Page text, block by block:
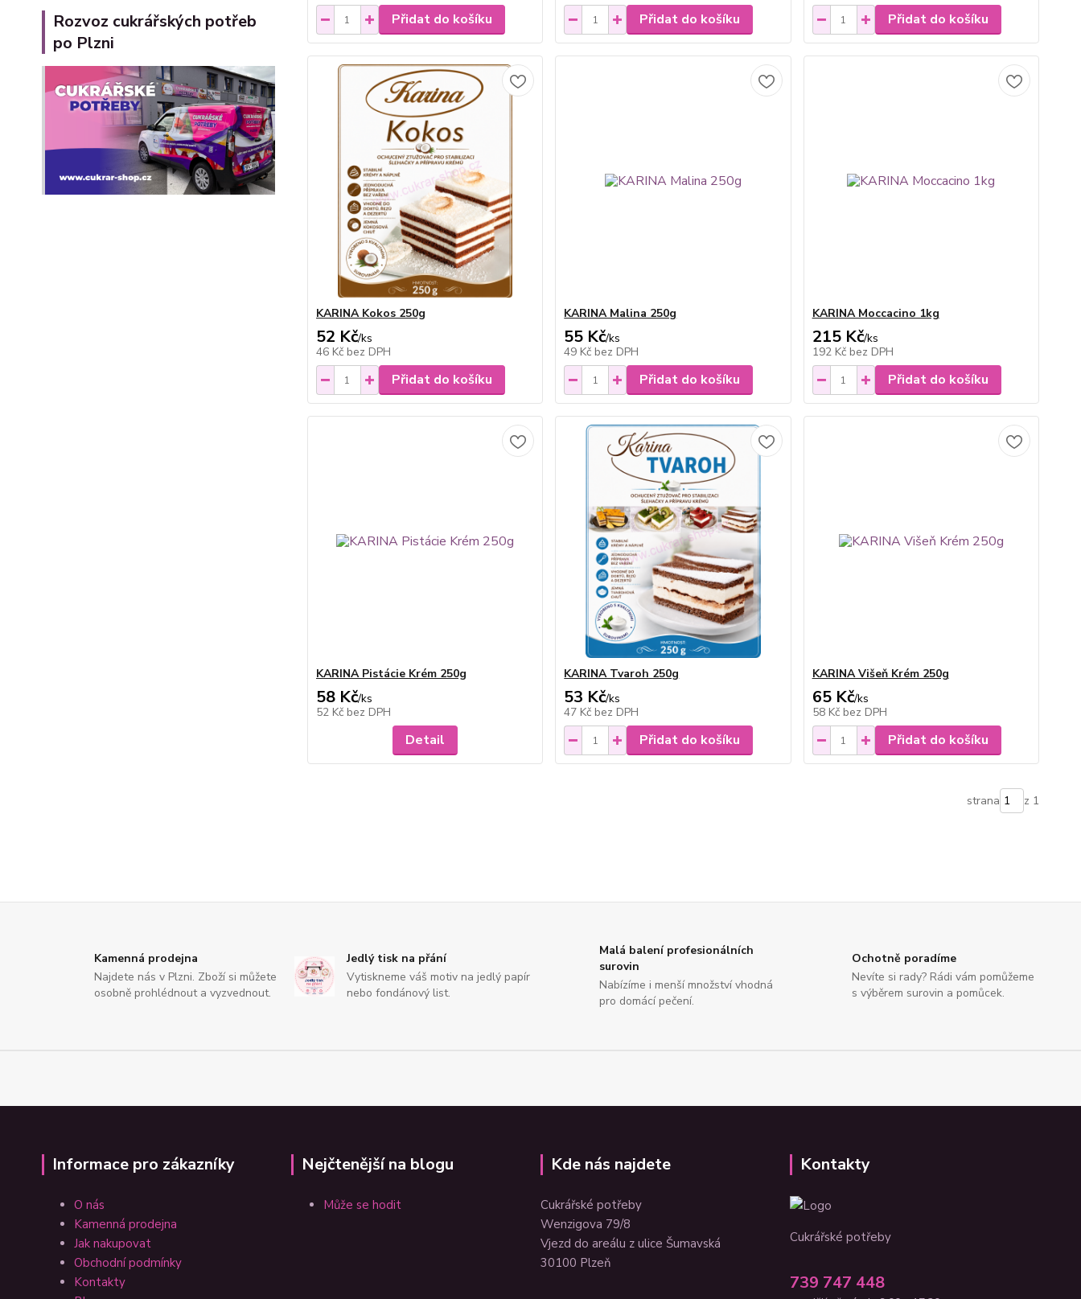
Rozvoz cukrářských potřeb
po Plzni
Přidat do košíku Přidat do košíku Přidat do košíku
KARINA Kokos 250g
52 Kč/ks
46 Kč bez DPH
Přidat do košíku
KARINA Malina 250g
55 Kč/ks
49 Kč bez DPH
Přidat do košíku
KARINA Moccacino 1kg
215 Kč/ks
192 Kč bez DPH
Přidat do košíku
KARINA Pistácie Krém 250g
58 Kč/ks
52 Kč bez DPH
Detail
KARINA Tvaroh 250g
53 Kč/ks
47 Kč bez DPH
Přidat do košíku
KARINA Višeň Krém 250g
65 Kč/ks
58 Kč bez DPH
Přidat do košíku
strana z 1
Kamenná prodejna
Najdete nás v Plzni. Zboží si můžete
osobně prohlédnout a vyzvednout.
Jedlý tisk na přání
Vytiskneme váš motiv na jedlý papír
nebo fondánový list.
Malá balení profesionálních
surovin
Nabízíme i menší množství vhodná
pro domácí pečení.
Ochotně poradíme
Nevíte si rady? Rádi vám pomůžeme
s výběrem surovin a pomůcek.
Informace pro zákazníky
O nás
Kamenná prodejna
Jak nakupovat
Obchodní podmínky
Kontakty
Nejčtenější na blogu
Může se hodit
Kde nás najdete
Cukrářské potřeby
Wenzigova 79/8
Vjezd do areálu z ulice Šumavská
30100 Plzeň
Kontakty
Cukrářské potřeby
739 747 448